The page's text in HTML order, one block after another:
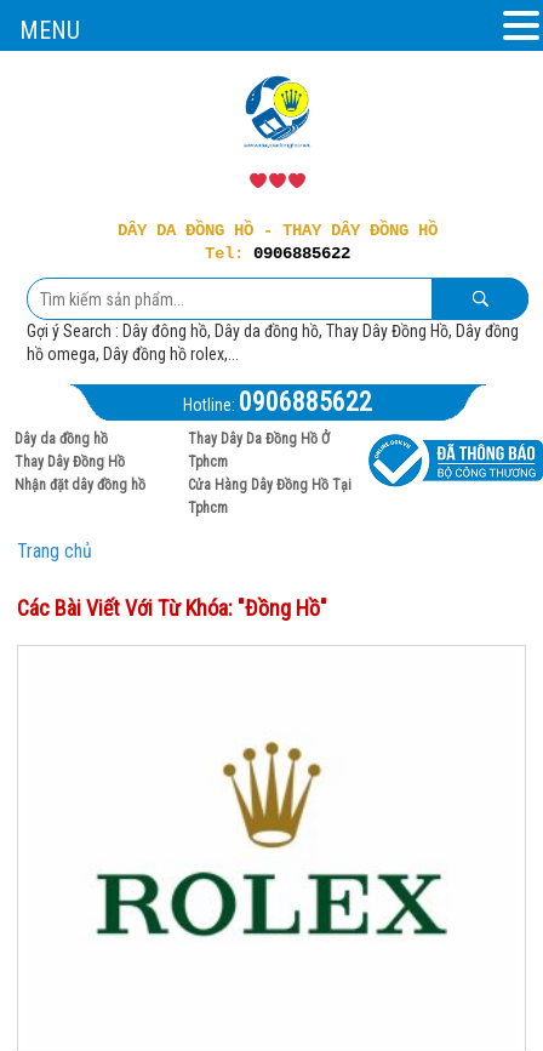
DÂY DA ĐỒNG HỒ - THAY DÂY ĐỒNG HỒ
Tel: 0906885622
Gợi ý Search : Dây đông hồ, Dây da đồng hồ, Thay Dây Đồng Hồ, Dây đồng
hồ omega, Dây đồng hồ rolex,...
Hotline: 0906885622
Dây da đồng hồ
Thay Dây Đồng Hồ
Nhận đặt dây đồng hồ
Thay Dây Da Đồng Hồ Ở
Tphcm
Cửa Hàng Dây Đồng Hồ Tại
Tphcm
Trang chủ
Các Bài Viết Với Từ Khóa: "đồng Hồ"
MENU